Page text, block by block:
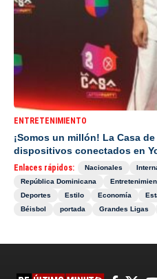
ENTRETENIMIENTO
¡Somos un millón! La Casa
dispositivos conectados en
Enlaces rápidos: Nacionales
República Dominicana
Deportes
Estilo Economía
Béisbol
portada Grandes Ligas